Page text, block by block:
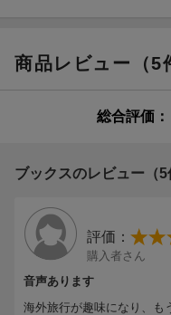
す！
※本書は、アプリ「学びの
co.jp/）をご覧ください。
LEVEL 2 でる順401-800位
LEVEL 4 でる順1101-1500
LEVEL 5 でる順1501-1800
さくいん
商品レビュー（5
総合評価：
ブックスのレビュー（5
評価：
購入者さん
音声あります
海外旅行が趣味になり、も